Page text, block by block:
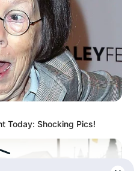
Today: Shocking Pics!